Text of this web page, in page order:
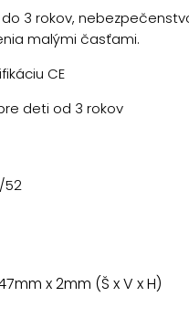
3 rokov,
malými časťami.
CE
deti od 3 rokov
52
x 2mm (Š x V x H)